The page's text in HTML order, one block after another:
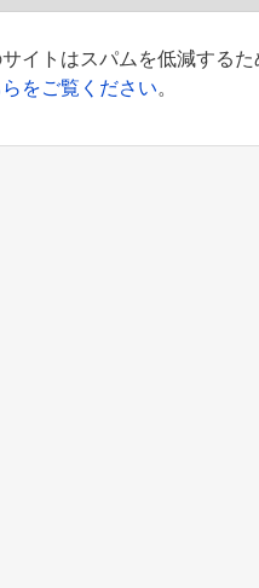
イトはスパムを低減するた
をご覧ください。